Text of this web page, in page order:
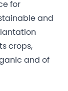
for
and
crops,
and of